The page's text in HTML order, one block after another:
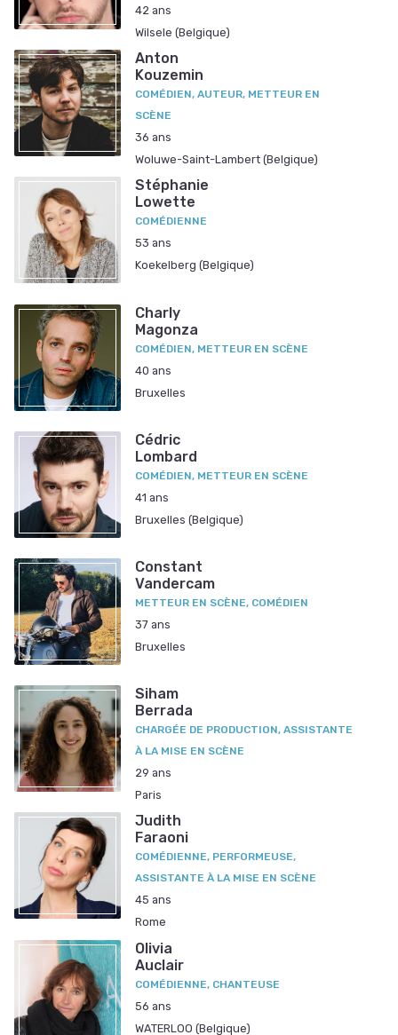
42 ans
Wilsele (Belgique)
Anton
Kouzemin
COMÉDIEN, AUTEUR, METTEUR EN
SCÈNE
36 ans
Woluwe-Saint-Lambert (Belgique)
Stéphanie
Lowette
COMÉDIENNE
53 ans
Koekelberg (Belgique)
Charly
Magonza
COMÉDIEN, METTEUR EN SCÈNE
40 ans
Bruxelles
Cédric
Lombard
COMÉDIEN, METTEUR EN SCÈNE
41 ans
Bruxelles (Belgique)
Constant
Vandercam
METTEUR EN SCÈNE, COMÉDIEN
37 ans
Bruxelles
Siham
Berrada
CHARGÉE DE PRODUCTION, ASSISTANTE
À LA MISE EN SCÈNE
29 ans
Paris
Judith
Faraoni
COMÉDIENNE, PERFORMEUSE,
ASSISTANTE À LA MISE EN SCÈNE
45 ans
Rome
Olivia
Auclair
COMÉDIENNE, CHANTEUSE
56 ans
WATERLOO (Belgique)